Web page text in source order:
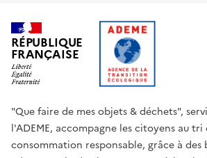
RÉPUBLIQUE
FRANÇAISE
"Que faire de mes objets & déchets",
l'ADEME, accompagne les citoyens au tri
consommation responsable, grâce à